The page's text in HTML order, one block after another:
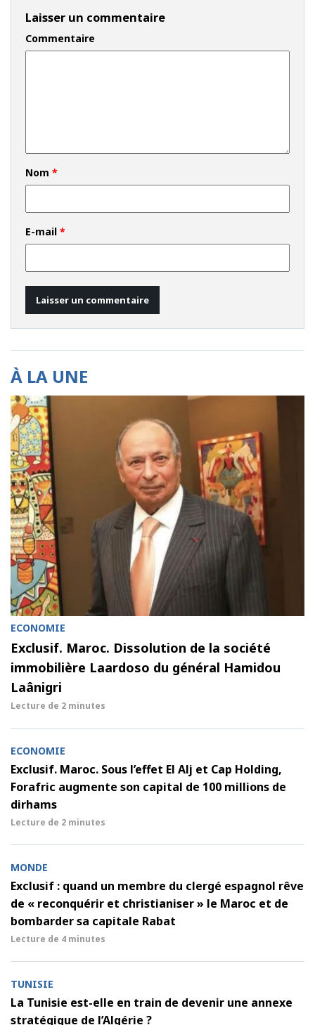
Laisser un commentaire
Commentaire
Nom *
E-mail *
À LA UNE
ECONOMIE
Exclusif. Maroc. Dissolution de la société
immobilière Laardoso du général Hamidou
Laânigri
Lecture de 2 minutes
ECONOMIE
Exclusif. Maroc. Sous l’effet El Alj et Cap Holding,
Forafric augmente son capital de 100 millions de
dirhams
Lecture de 2 minutes
MONDE
Exclusif : quand un membre du clergé espagnol rêve
de « reconquérir et christianiser » le Maroc et de
bombarder sa capitale Rabat
Lecture de 4 minutes
TUNISIE
La Tunisie est-elle en train de devenir une annexe
stratégique de l’Algérie ?